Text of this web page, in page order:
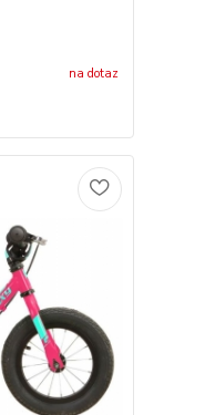
na dotaz